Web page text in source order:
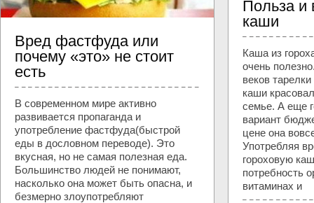
Польза и
каши
Каша из
очень
веков
каши
семье. А еще
вариант
цене она
Употребляя
гороховую
потребность
витаминах и
Вред фастфуда или
почему «это» не стоит
есть
В современном мире активно
развивается пропаганда и
употребление фастфуда(быстрой
еды в дословном переводе). Это
вкусная, но не самая полезная еда.
Большинство людей не понимают,
насколько она может быть опасна, и
безмерно злоупотребляют